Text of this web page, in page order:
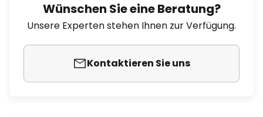
Wünschen Sie eine Beratung?
Unsere Experten stehen Ihnen zur Verfügung.
Kontaktieren Sie uns